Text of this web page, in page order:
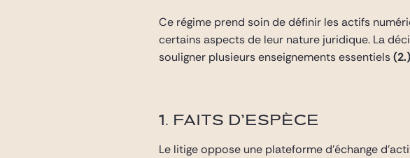
Ce régime prend soin de définir les actifs
certains aspects de leur nature juridique. La
souligner plusieurs enseignements essentiels
1. FAITS D’ESPÈCE
Le litige oppose une plateforme d’échange